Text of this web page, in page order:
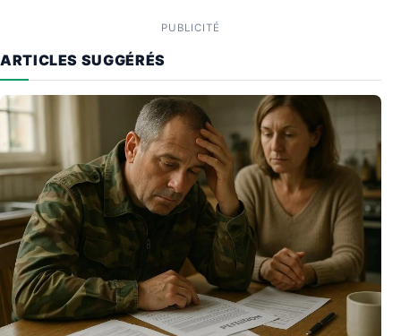
PUBLICITÉ
ARTICLES SUGGÉRÉS